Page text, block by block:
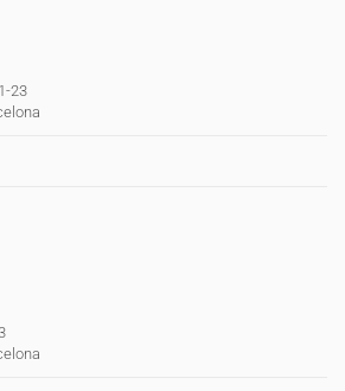
23